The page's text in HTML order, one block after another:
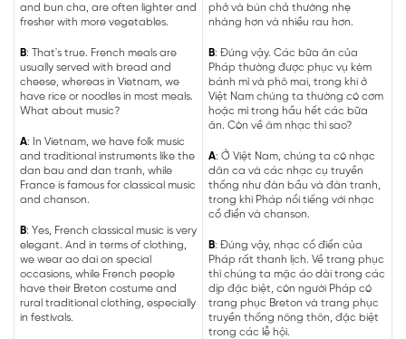
and bun cha, are often lighter and
fresher with more vegetables.
B: That's true. French meals are
usually served with bread and
cheese, whereas in Vietnam, we
have rice or noodles in most meals.
What about music?
A: In Vietnam, we have folk music
and traditional instruments like the
dan bau and dan tranh, while
France is famous for classical music
and chanson.
B: Yes, French classical music is very
elegant. And in terms of clothing,
we wear ao dai on special
occasions, while French people
have their Breton costume and
rural traditional clothing, especially
in festivals.
phở và bún chả thường nhẹ
nhàng hơn và nhiều rau hơn.
B: Đúng vậy. Các bữa ăn của
Pháp thường được phục vụ kèm
bánh mì và phô mai, trong khi ở
Việt Nam chúng ta thường có cơm
hoặc mì trong hầu hết các bữa
ăn. Còn về âm nhạc thì sao?
A: Ở Việt Nam, chúng ta có nhạc
dân ca và các nhạc cụ truyền
thống như đàn bầu và đàn tranh,
trong khi Pháp nổi tiếng với nhạc
cổ điển và chanson.
B: Đúng vậy, nhạc cổ điển của
Pháp rất thanh lịch. Về trang phục
thì chúng ta mặc áo dài trong các
dịp đặc biệt, còn người Pháp có
trang phục Breton và trang phục
truyền thống nông thôn, đặc biệt
trong các lễ hội.